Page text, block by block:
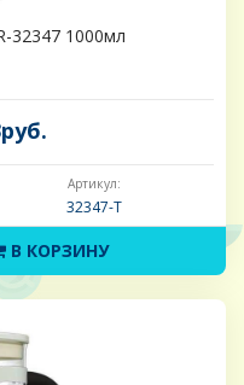
32347 1000мл
Артикул:
32347-Т
В КОРЗИНУ